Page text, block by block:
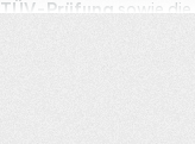
TÜV-Prüfung sowie die